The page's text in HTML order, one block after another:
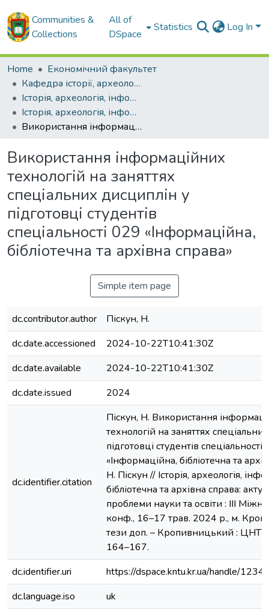
Communities &
Collections
All of
DSpace
Statistics Log In
Home
Економічний факультет
Кафедра історії, археології, інформаційної та архівної справи
Історія, археологія, інформаційна, бібліотечна та архівна справа: актуальні проблеми науки та освіти
Історія, археологія, інформаційна, бібліотечна та архівна справа: актуальні проблеми науки та освіти
Використання інформаційних технологій на заняттях спеціальних дисциплін у підготовці студентів спеціальності 029 «Інформаційна, бібліотечна та архівна справа»
Використання інформаційних
технологій на заняттях
спеціальних дисциплін у
підготовці студентів
спеціальності 029 «Інформаційна,
бібліотечна та архівна справа»
Simple item page
dc.contributor.author
Піскун, Н.
dc.date.accessioned
2024-10-22T10:41:30Z
dc.date.available
2024-10-22T10:41:30Z
dc.date.issued
2024
dc.identifier.citation
Піскун, Н. Використання
технологій на заняттях
підготовці студентів спеціальності
«Інформаційна, бібліотечна та
Н. Піскун // Історія, археологія,
бібліотечна та архівна справа:
проблеми науки та освіти : ІІІ
конф., 16–17 трав. 2024 р., м.
тези доп. – Кропивницький :
164–167.
dc.identifier.uri
https://dspace.kntu.kr.ua/handle/
dc.language.iso
uk